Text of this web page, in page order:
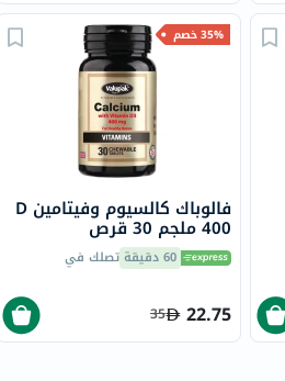
35% خصم
فالوباك كالسيوم وفيتامين D
400 ملجم 30 قرص
60 دقيقة تصلك في
22.75
35